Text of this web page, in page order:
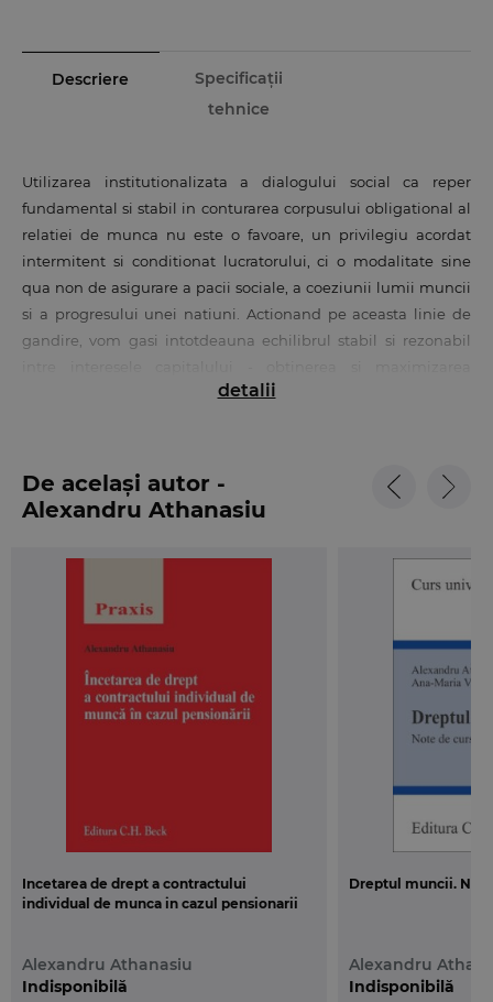
Descriere
Specificații
tehnice
Utilizarea institutionalizata a dialogului social ca reper
fundamental si stabil in conturarea corpusului obligational al
relatiei de munca nu este o favoare, un privilegiu acordat
intermitent si conditionat lucratorului, ci o modalitate sine
qua non de asigurare a pacii sociale, a coeziunii lumii muncii
si a progresului unei natiuni. Actionand pe aceasta linie de
gandire, vom gasi intotdeauna echilibrul stabil si rezonabil
profitului - si interesele lucratorilor - stabilitatea in munca si
Lucrarea reprezinta actualizarea Codului muncii. Comentariu
pe articole (Al. Athanasiu, M. Volonciu, L. Dima si O. Cazan, Ed.
in textul Codului muncii republicat (M.Of. nr. 345 din 18 mai
Tabelul de la final contine corespondentele dintre articolele
din Codul muncii publicat in M.Of. nr. 72 din 5 februarie 2003 si
cele ale Codului muncii republicat.
detalii
De același autor -
Alexandru Athanasiu
Incetarea de drept a contractului
individual de munca in cazul pensionarii
Alexandru Athanasiu
Indisponibilă
Dreptul muncii.
Alexandru
Indisponibilă